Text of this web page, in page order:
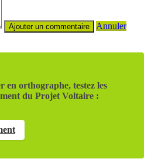
Annuler
en orthographe, testez les
du Projet Voltaire :